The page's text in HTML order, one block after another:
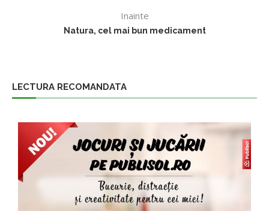
Inainte
Natura, cel mai bun medicament
LECTURA RECOMANDATA